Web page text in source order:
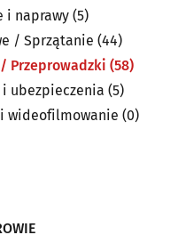
i naprawy (5)
/ Sprzątanie (44)
Przeprowadzki (58)
i ubezpieczenia (5)
i wideofilmowanie (0)